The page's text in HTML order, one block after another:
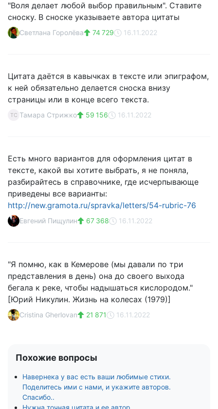
"Воля делает любой выбор правильным". Ставите
сноску. В сноске указываете автора цитаты
Светлана Горолёва 74 729 16.11.2022
Цитата даётся в кавычках в тексте или эпиграфом,
к ней обязательно делается сноска внизу
страницы или в конце всего текста.
ТС Тамара Стрижко 59 156 16.11.2022
Есть много вариантов для оформления цитат в
тексте, какой вы хотите выбрать, я не поняла,
разбирайтесь в справочнике, где исчерпывающе
приведены все варианты:
http://new.gramota.ru/spravka/letters/54-rubric-76
Евгений Пищулин 67 368 16.11.2022
"Я помню, как в Кемерове (мы давали по три
представления в день) она до своего выхода
бегала к реке, чтобы надышаться кислородом."
[Юрий Никулин. Жизнь на колесах (1979)]
Cristina Gherlovan 21 871 16.11.2022
Похожие вопросы
Навернека у вас есть ваши любимые стихи.
Поделитесь ими с нами, и укажите авторов.
Спасибо..
Нужна точная цитата и ее автор.